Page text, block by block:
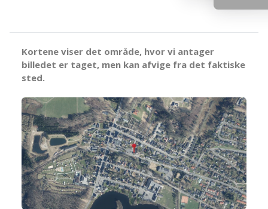
Kortene viser det område, hvor vi antager
billedet er taget, men kan afvige fra det faktiske
sted.